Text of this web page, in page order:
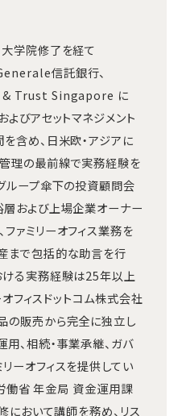
大学院修了を経て
信託銀行、
Trust Singapore に
よびアセットマネジメント
含め、日米欧・アジアに
理の最前線で実務経験を
ループ傘下の投資顧問会
層および上場企業オーナー
ァミリーオフィス業務を
まで包括的な助言を行
ける実務経験は25年以上
フィスドットコム株式会社
の販売から完全に独立し
、相続・事業承継、ガバ
ーオフィスを提供してい
働省 年金局 資金運用課
において講師を務め、リス